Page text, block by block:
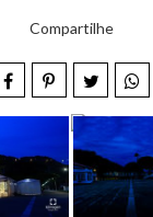
Compartilhe